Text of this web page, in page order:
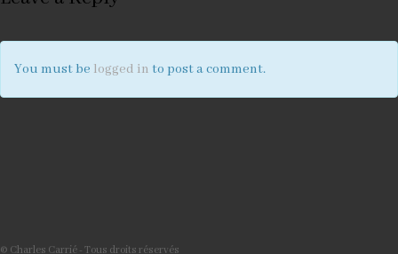
You must be logged in to post a comment.
© Charles Carrié - Tous droits réservés